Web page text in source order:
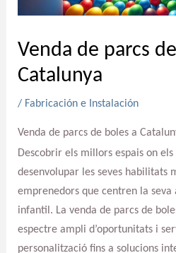
Venda de parcs
Catalunya
/ Fabricación e Instalación
Venda de parcs de boles a
Descobrir els millors espais on
desenvolupar les seves habilitats
emprenedors que centren la
infantil. La venda de parcs de
espectre ampli d’oportunitats i
personalització fins a solucions